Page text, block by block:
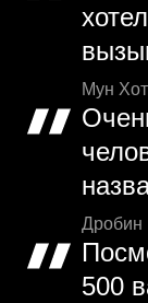
Мун
Дробин
500